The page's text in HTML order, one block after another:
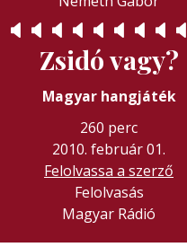
🔈 🔈 🔈 🔈 🔈 🔈 🔈 🔈 🔈
Zsidó vagy?
Magyar hangjáték
260 perc
2010. február 01.
Felolvassa a szerző
Felolvasás
Magyar Rádió